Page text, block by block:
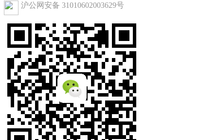
沪公网安备 31010602003629号